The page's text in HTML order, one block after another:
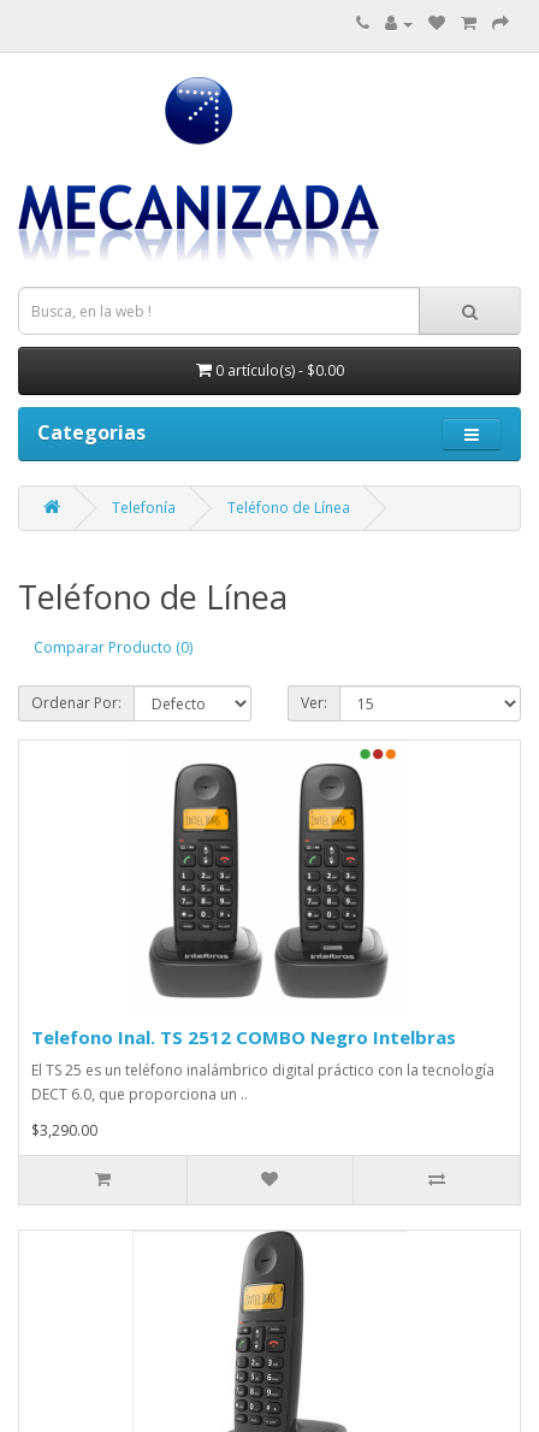
0 artículo(s) - $0.00
Categorias
Telefonía Teléfono de Línea
Teléfono de Línea
Comparar Producto (0)
Ordenar Por: Ver:
Telefono Inal. TS 2512 COMBO Negro Intelbras
El TS 25 es un teléfono inalámbrico digital práctico con la tecnología
DECT 6.0, que proporciona un ..
$3,290.00